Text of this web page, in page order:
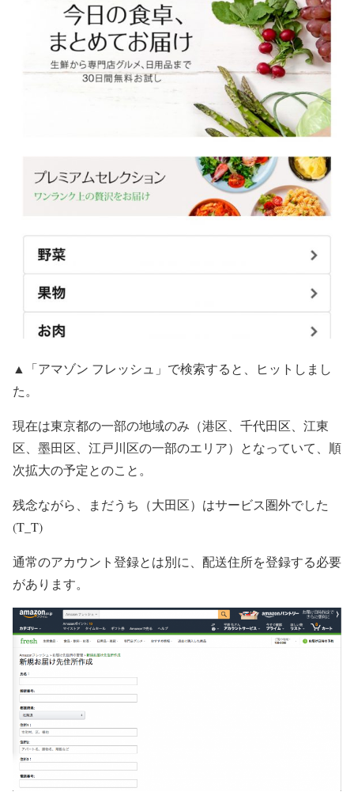
▲「アマゾン フレッシュ」で検索すると、ヒットしまし
た。
現在は東京都の一部の地域のみ（港区、千代田区、江東
区、墨田区、江戸川区の一部のエリア）となっていて、順
次拡大の予定とのこと。
残念ながら、まだうち（大田区）はサービス圏外でした
(T_T)
通常のアカウント登録とは別に、配送住所を登録する必要
があります。